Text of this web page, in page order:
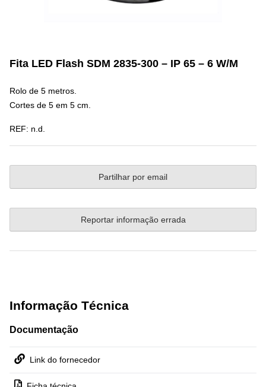
Fita LED Flash SDM 2835-300 – IP 65 – 6 W/M
Rolo de 5 metros.
Cortes de 5 em 5 cm.
REF: n.d.
Partilhar por email
Reportar informação errada
Informação Técnica
Documentação
Link do fornecedor